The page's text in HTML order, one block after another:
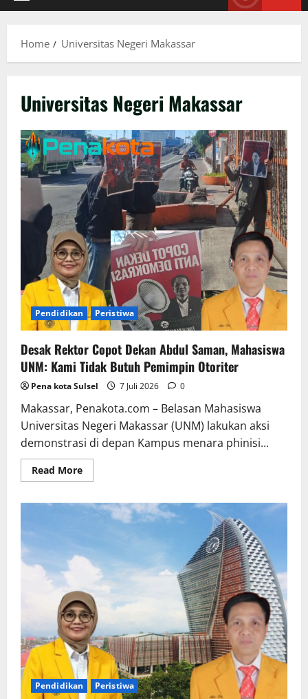
Home Universitas Negeri Makassar
Universitas Negeri Makassar
Pendidikan Peristiwa
Desak Rektor Copot Dekan Abdul Saman, Mahasiswa
UNM: Kami Tidak Butuh Pemimpin Otoriter
Pena kota Sulsel 7 Juli 2026 0
Makassar, Penakota.com – Belasan Mahasiswa
Universitas Negeri Makassar (UNM) lakukan aksi
demonstrasi di depan Kampus menara phinisi...
Read MoreRead
more
Rektor
Saman,
Mahasiswa
UNM:
Kami
Tidak
Butuh
Pemimpin
Otoriter
Pendidikan Peristiwa